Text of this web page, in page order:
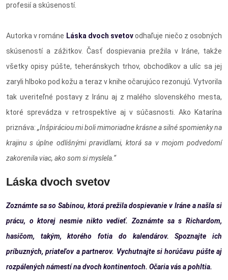
profesií a skúseností.
Autorka v románe Láska dvoch svetovodhaľuje niečo z osobných
skúseností a zážitkov. Časť dospievania prežila v Iráne, takže
všetky opisy púšte, teheránskych trhov, obchodíkov a ulíc sa jej
zaryli hlboko pod kožu a teraz v knihe očarujúco rezonujú. Vytvorila
tak uveriteľné postavy z Iránu aj z malého slovenského mesta,
ktoré sprevádza v retrospektíve aj v súčasnosti. Ako Katarína
priznáva: „Inšpiráciou mi boli mimoriadne krásne a silné spomienky na
krajinu s úplne odlišnými pravidlami, ktorá sa v mojom podvedomí
zakorenila viac, ako som si myslela.“
Láska dvoch svetov
Zoznámte sa so Sabinou, ktorá prežila dospievanie v Iráne a našla si
prácu, o ktorej nesmie nikto vedieť. Zoznámte sa s Richardom,
hasičom, takým, ktorého fotia do kalendárov. Spoznajte ich
príbuzných, priateľov a partnerov. Vychutnajte si horúčavu púšte aj
rozpálených námestí na dvoch kontinentoch. Očaria vás a pohltia.